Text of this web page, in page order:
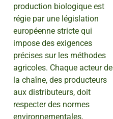
production biologique est
régie par une législation
européenne stricte qui
impose des exigences
précises sur les méthodes
agricoles. Chaque acteur de
la chaîne, des producteurs
aux distributeurs, doit
respecter des normes
environnementales,